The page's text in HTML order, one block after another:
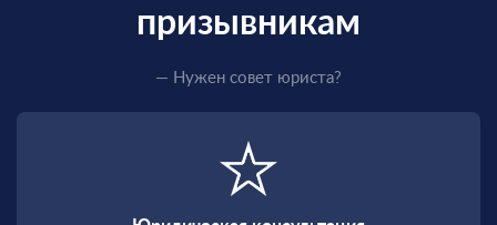
призывникам
— Нужен совет юриста?